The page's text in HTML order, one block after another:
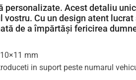
Acest detaliu
Cu un design atent
de a împărtăși fericirea
mm
in suport peste numarul